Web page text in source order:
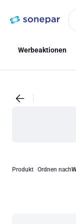
NavigationInhalt
Werbeaktionen
Produkt Ordnen nach